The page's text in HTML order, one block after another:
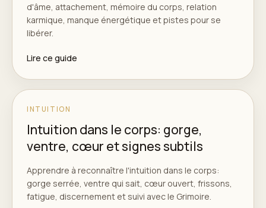
d'âme, attachement, mémoire du corps, relation
karmique, manque énergétique et pistes pour se
libérer.
Lire ce guide
INTUITION
Intuition dans le corps: gorge,
ventre, cœur et signes subtils
Apprendre à reconnaître l'intuition dans le corps:
gorge serrée, ventre qui sait, cœur ouvert, frissons,
fatigue, discernement et suivi avec le Grimoire.